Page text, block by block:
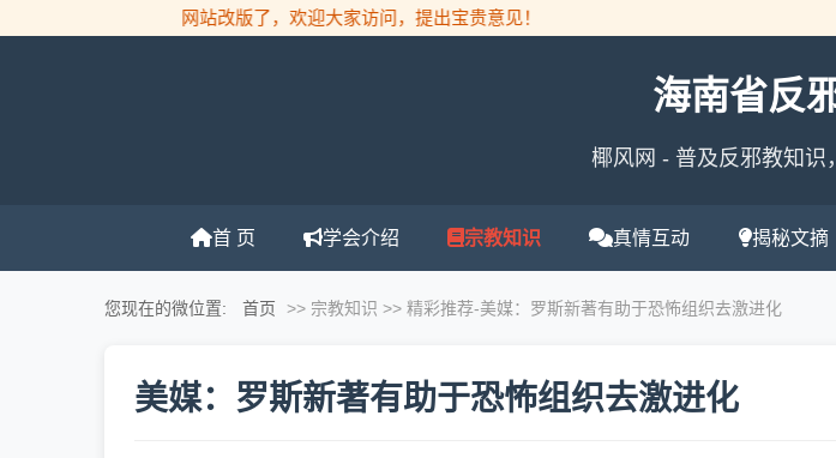
网站改版了，欢迎大家访问，提出宝贵意见！
海南省反
椰风网 - 普及反邪教知识
首 页 学会介绍 宗教知识 真情互动 揭秘文摘
您现在的微位置: 首页 >> 宗教知识 >> 精彩推荐-美媒：罗斯新著有助于恐怖组织去激进化
美媒：罗斯新著有助于恐怖组织去激进化